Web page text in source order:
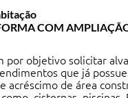
COM
por objetivo solicitar
que já
acréscimo de área